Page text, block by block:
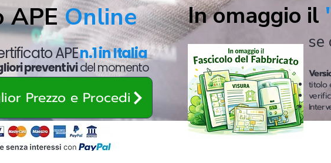
APEOnline
Prezzo e Procedi
APEn.1 in Italia
preventividel momento
In omaggio il
se
titolo